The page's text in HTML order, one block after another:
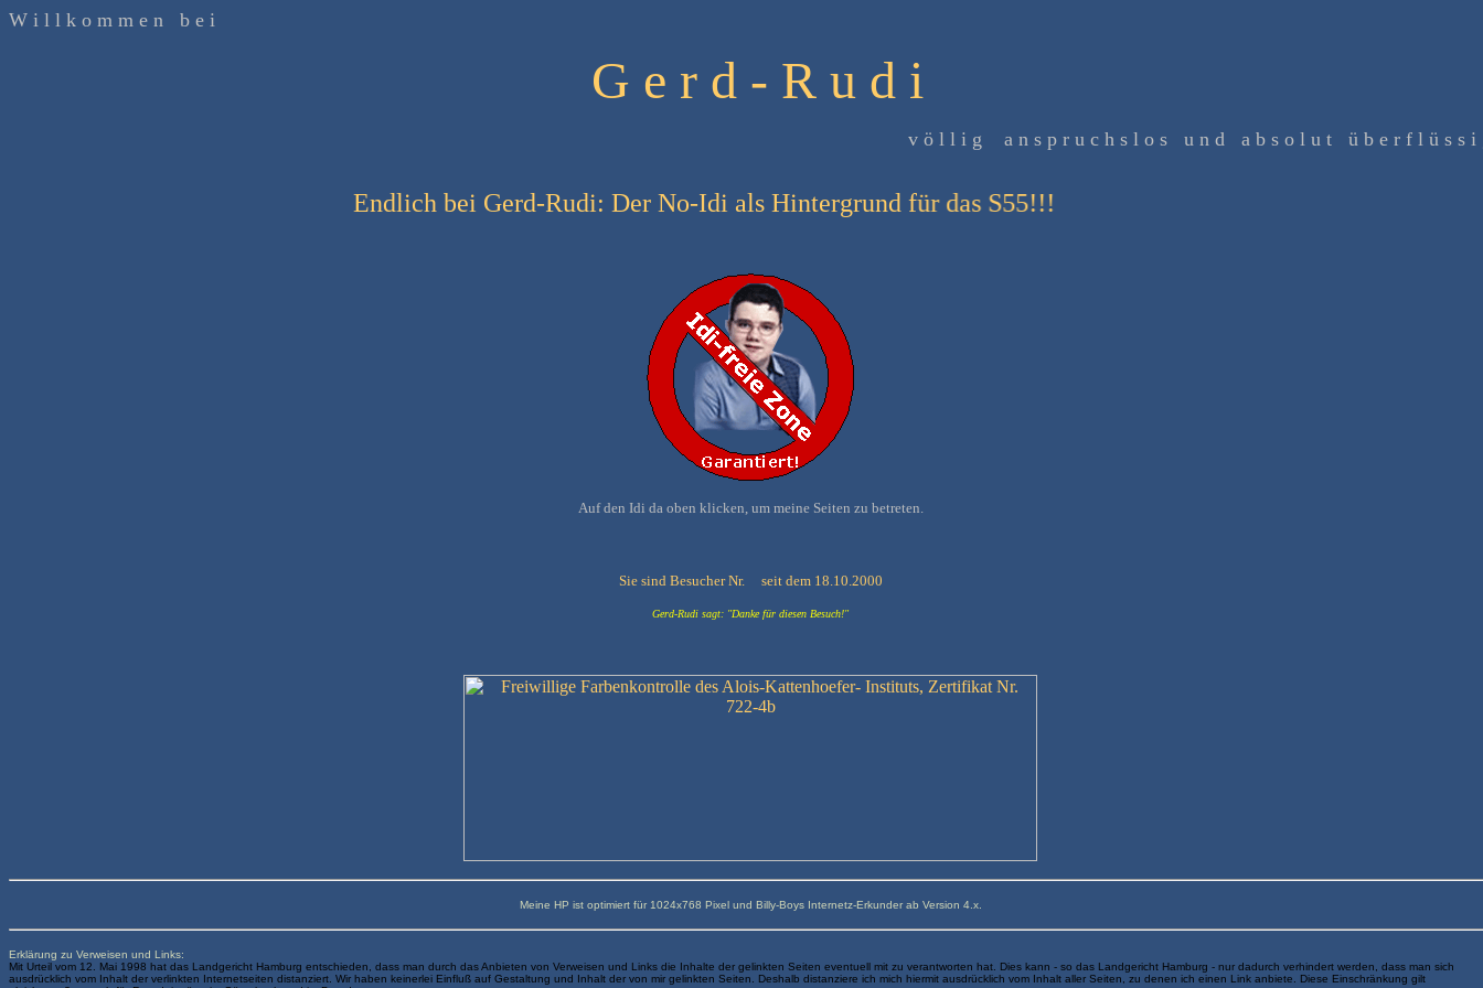
W i l l k o m m e n b e i
G e r d - R u d i
v ö l l i g a n s p r u c h s l o s u n d a b s o l u t ü b e r f l ü s s i
Endlich bei Gerd-Rudi: Der No-Idi als Hintergrund für das S55!!!
Auf den Idi da oben klicken, um meine Seiten zu betreten.
Sie sind Besucher Nr. seit dem 18.10.2000
Gerd-Rudi sagt: "Danke für diesen Besuch!"
Meine HP ist optimiert für 1024x768 Pixel und Billy-Boys Internetz-Erkunder ab Version 4.x.
Erklärung zu Verweisen und Links:
Mit Urteil vom 12. Mai 1998 hat das Landgericht Hamburg entschieden, dass man durch das Anbieten von Verweisen und Links die Inhalte der gelinkten Seiten eventuell mit zu verantworten hat. Dies kann - so das Landgericht Hamburg - nur dadurch verhindert werden, dass man sich
ausdrücklich vom Inhalt der verlinkten Internetseiten distanziert. Wir haben keinerlei Einfluß auf Gestaltung und Inhalt der von mir gelinkten Seiten. Deshalb distanziere ich mich hiermit ausdrücklich vom Inhalt aller Seiten, zu denen ich einen Link anbiete. Diese Einschränkung gilt